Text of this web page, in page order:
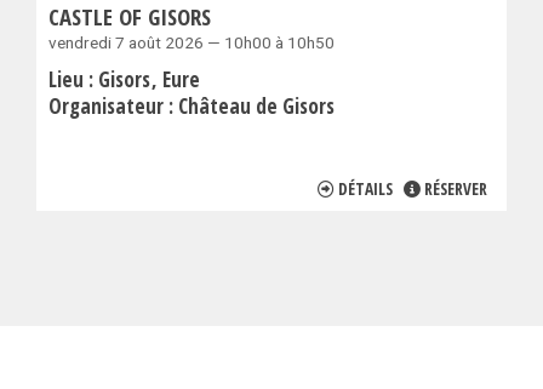
CASTLE OF GISORS
vendredi 7 août 2026 — 10h00 à 10h50
Lieu : Gisors Eure
Organisateur : Château de Gisors
DÉTAILS RÉSERVER